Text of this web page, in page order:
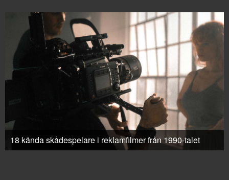
18 kända skådespelare i reklamfilmer från 1990-talet